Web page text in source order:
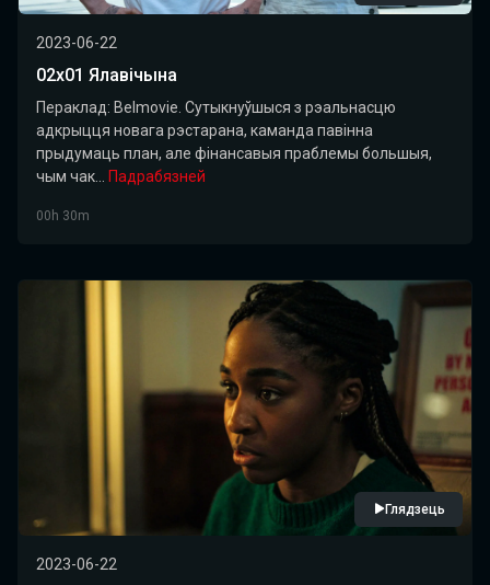
2023-06-22
02x01 Ялавічына
Пераклад: Belmovie. Сутыкнуўшыся з рэальнасцю
адкрыцця новага рэстарана, каманда павінна
прыдумаць план, але фінансавыя праблемы большыя,
чым чак... Падрабязней
00h 30m
Глядзець
2023-06-22